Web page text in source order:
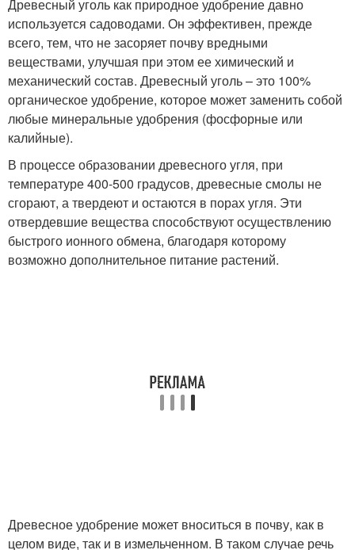
Древесный уголь как природное удобрение давно
используется садоводами. Он эффективен, прежде
всего, тем, что не засоряет почву вредными
веществами, улучшая при этом ее химический и
механический состав. Древесный уголь – это 100%
органическое удобрение, которое может заменить собой
любые минеральные удобрения (фосфорные или
калийные).
В процессе образовании древесного угля, при
температуре 400-500 градусов, древесные смолы не
сгорают, а твердеют и остаются в порах угля. Эти
отвердевшие вещества способствуют осуществлению
быстрого ионного обмена, благодаря которому
возможно дополнительное питание растений.
Древесное удобрение может вноситься в почву, как в
целом виде, так и в измельченном. В таком случае речь